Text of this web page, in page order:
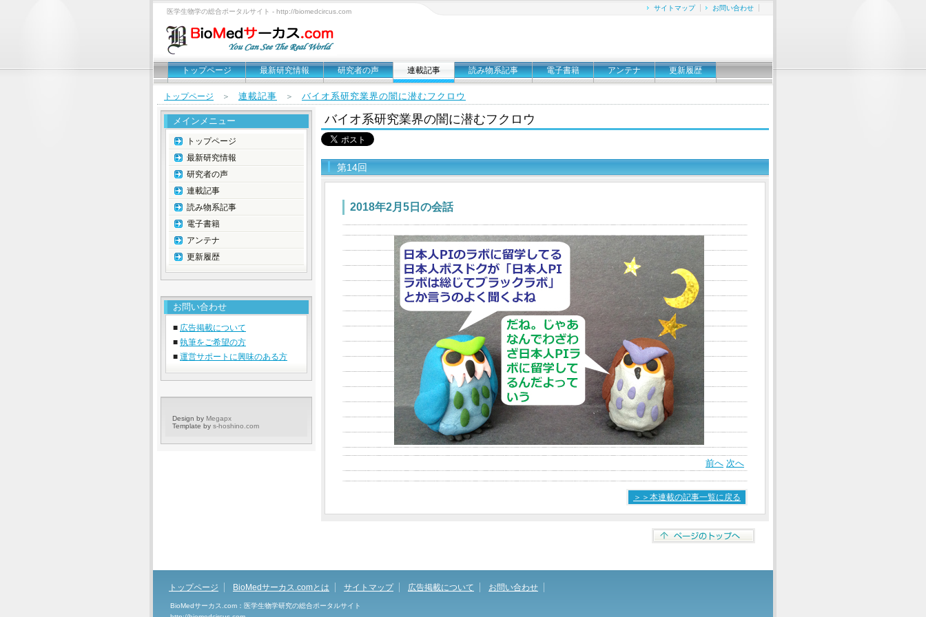
医学生物学の総合ポータルサイト - http://biomedcircus.com サイトマップ お問い合わせ
トップページ 最新研究情報 研究者の声 連載記事 読み物系記事 電子書籍 アンテナ 更新履歴
トップページ ＞ 連載記事 ＞ バイオ系研究業界の闇に潜むフクロウ
バイオ系研究業界の闇に潜むフクロウ
第14回
2018年2月5日の会話
前へ 次へ
＞＞本連載の記事一覧に戻る
メインメニュー
トップページ
最新研究情報
研究者の声
連載記事
読み物系記事
電子書籍
アンテナ
更新履歴
お問い合わせ
■ 広告掲載について
■ 執筆をご希望の方
■ 運営サポートに興味のある方
Design by Megapx
Template by s-hoshino.com
トップページ BioMedサーカス.comとは サイトマップ 広告掲載について お問い合わせ
BioMedサーカス.com：医学生物学研究の総合ポータルサイト